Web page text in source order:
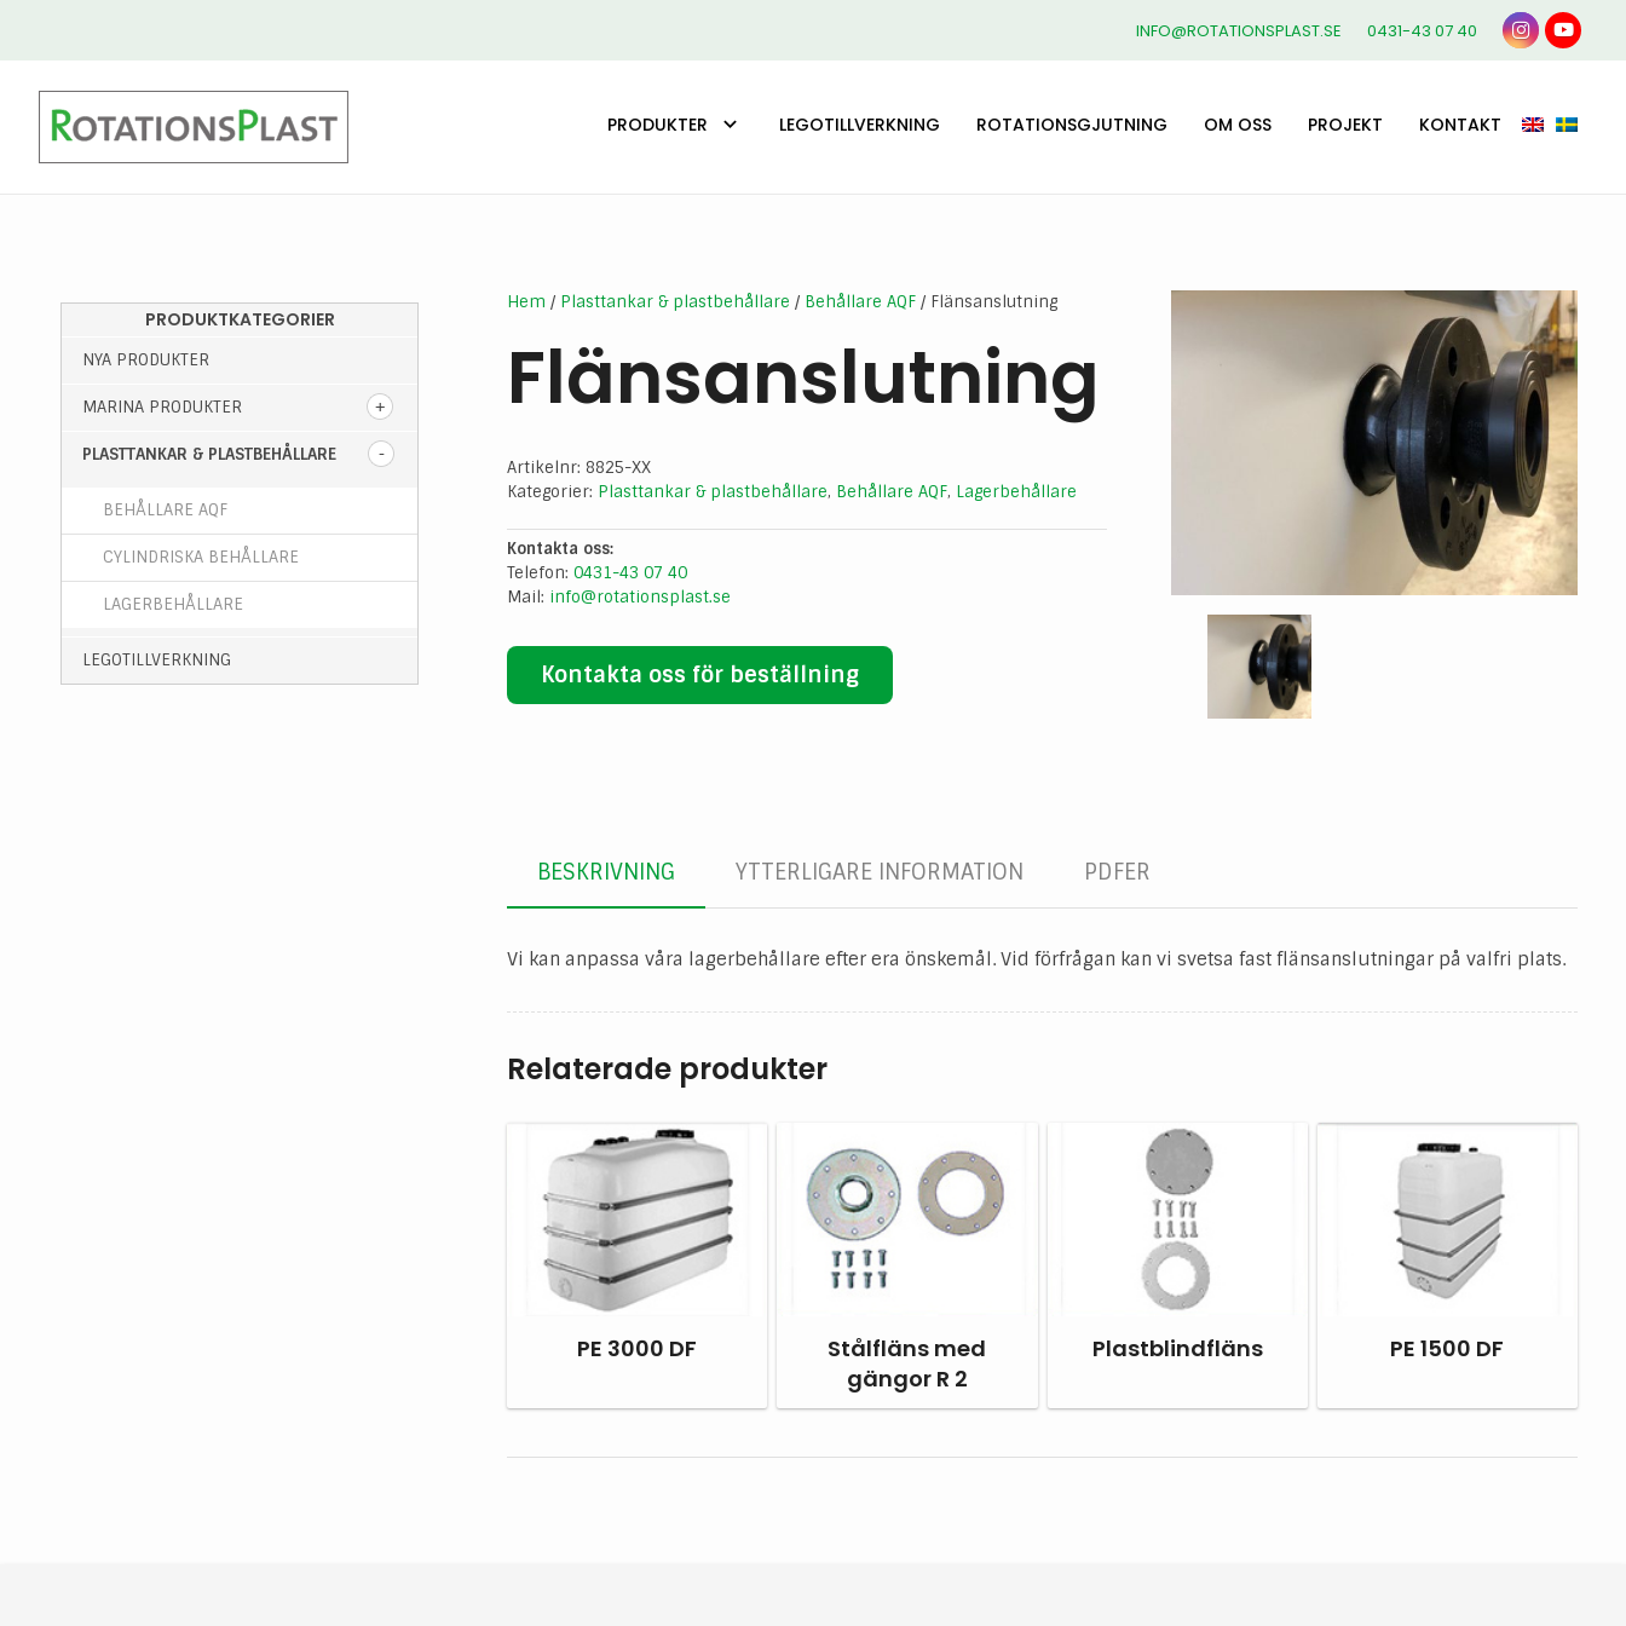
INFO@ROTATIONSPLAST.SE 0431-43 07 40
PRODUKTER LEGOTILLVERKNING ROTATIONSGJUTNING OM OSS PROJEKT KONTAKT
Hem / Plasttankar & plastbehållare / Behållare AQF / Flänsanslutning
Flänsanslutning
Artikelnr: 8825-XX
Kategorier: Plasttankar & plastbehållare, Behållare AQF, Lagerbehållare
Kontakta oss:
Telefon:0431-43 07 40
Mail: info@rotationsplast.se
Kontakta oss för beställning
BESKRIVNING YTTERLIGARE INFORMATION PDFER
Vi kan anpassa våra lagerbehållare efter era önskemål. Vid förfrågan kan vi svetsa fast flänsanslutningar på valfri plats.
Relaterade produkter
PE 3000 DF
Stålfläns med
gängor R 2
Plastblindfläns PE 1500 DF
PRODUKTKATEGORIER
NYA PRODUKTER
MARINA PRODUKTER
PLASTTANKAR & PLASTBEHÅLLARE
BEHÅLLARE AQF
CYLINDRISKA BEHÅLLARE
LAGERBEHÅLLARE
LEGOTILLVERKNING